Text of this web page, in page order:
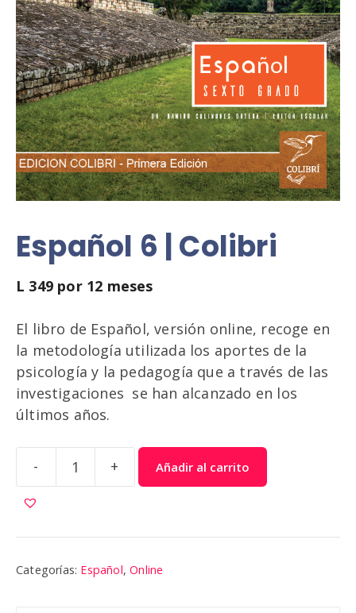
Español 6 | Colibri
L 349 por 12 meses
El libro de Español, versión online, recoge en
la metodología utilizada los aportes de la
psicología y la pedagogía que a través de las
investigaciones se han alcanzado en los
últimos años.
-
Español
Colibri
cantidad
+ Añadir al carrito
Categorías: Español,Online